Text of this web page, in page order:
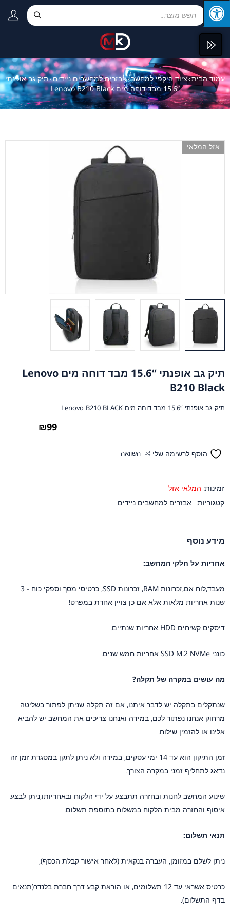
עמוד הבית›ציוד היקפי למחשב›אבזרים למחשבים ניידים›תיק גב אופנתי
“15.6 מבד דוחה מים Lenovo B210 Black
אזל המלאי
תיק גב אופנתי “15.6 מבד דוחה מים Lenovo
B210 Black
תיק גב אופנתי “15.6 מבד דוחה מים Lenovo B210 BLACK
₪99
הוסף לרשימה שלי השוואה
זמינות: המלאי אזל
קטגוריות: אבזרים למחשבים ניידים
מידע נוסף
אחריות על חלקי המחשב:
מעבד,לוח אם,זכרונות RAM, זכרונות SSD, כרטיסי מסך וספקי כוח - 3
שנות אחריות מלאות אלא אם כן צויין אחרת במפרט!
דיסקים קשיחים HDD אחריות שנתיים.
כונני SSD M.2 NVMe אחריות חמש שנים.
מה עושים במקרה של תקלה?
שנתקלים בתקלה יש לדבר איתנו, אם זה תקלה שניתן לפתור בשליטה
מרחוק אנחנו נפתור לכם, במידה ואנחנו צריכים את המחשב יש להביא
אלינו או להזמין שילוח.
זמן התיקון הוא עד 14 ימי עסקים, במידה ולא ניתן לתקן במסגרת זמן זה
נדאג לתחליף זמני במקרה הצורך.
שינוע המחשב לחנות ובחזרה תתבצע על ידי הלקוח ובאחריותו,ניתן לבצע
איסוף והחזרה מבית הלקוח במשלוח בתוספת תשלום.
תנאי תשלום:
ניתן לשלם במזומן, העברה בנקאית (לאחר אישור קבלת הכסף),
כרטיס אשראי עד 12 תשלומים, או הוראת קבע דרך חברת בלנדר(תנאים
בדף התשלום).